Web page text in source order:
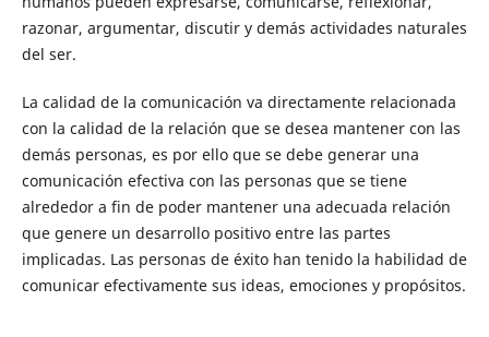
razonar, argumentar, discutir y demás actividades naturales
del ser.
La calidad de la comunicación va directamente relacionada
con la calidad de la relación que se desea mantener con las
demás personas, es por ello que se debe generar una
comunicación efectiva con las personas que se tiene
alrededor a fin de poder mantener una adecuada relación
que genere un desarrollo positivo entre las partes
implicadas. Las personas de éxito han tenido la habilidad de
comunicar efectivamente sus ideas, emociones y propósitos.